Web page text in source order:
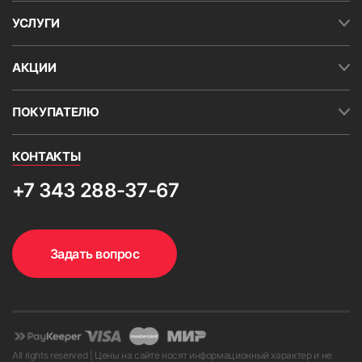
УСЛУГИ
АКЦИИ
ПОКУПАТЕЛЮ
КОНТАКТЫ
+7 343 288-37-67
Задать вопрос
All rights reserved | Цены на сайте носят информационный характер и не